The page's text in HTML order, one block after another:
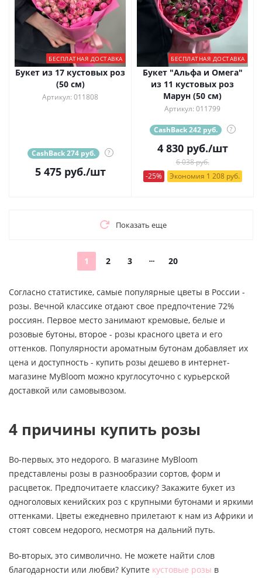
БЕСПЛАТНАЯ ДОСТАВКА
Букет из 17 кустовых роз
(50 см)
Артикул: 011808
CashBack 274 руб. ?
5 475руб./шт
БЕСПЛАТНАЯ ДОСТАВКА
Букет "Альфа и Омега"
из 11 кустовых роз
Марун (50 см)
Артикул: 011799
CashBack 242 руб. ?
4 830руб./шт
6 038 руб.
-25%
Экономия 1 208 руб.
Показать еще
1 2 3 20
Согласно статистике, самые популярные цветы в России -
розы. Вечной классике отдают свое предпочтение 72%
россиян. Первое место занимают кремовые, белые и
розовые бутоны, второе - розы красного цвета и его
оттенков. Популярности ароматным бутонам добавляет их
цена и доступность - купить розы дешево в интернет-
магазине MyBloom можно круглосуточно с курьерской
доставкой или самовывозом.
4 причины купить розы
Во-первых, это недорого. В магазине MyBloom
представлены розы в разнообразии сортов, форм и
расцветок. Предпочитаете классику? Закажите букет из
одноголовых кенийских роз с крупными бутонами и яркими
оттенками. Цветы ежедневно прилетают к нам из Африки и
стоят совсем недорого, несмотря на дальний путь.
Во-вторых, это символично. Не можете найти слов
благодарности или любви? Купите кустовые розы в